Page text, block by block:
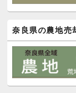
奈良県の農地売